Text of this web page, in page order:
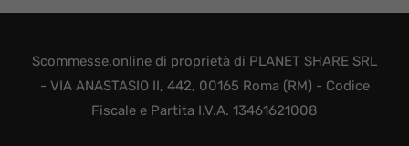
Scommesse.online di proprietà di PLANET SHARE SRL
- VIA ANASTASIO II, 442, 00165 Roma (RM) - Codice
Fiscale e Partita I.V.A. 13461621008